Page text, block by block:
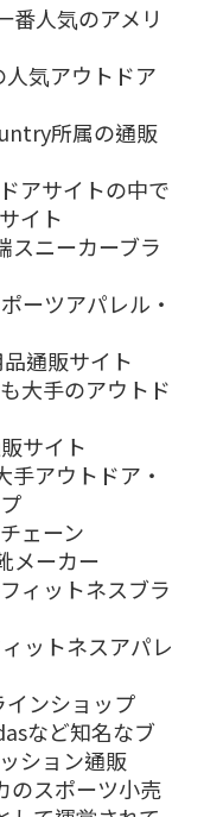
番人気のアメリ
人気アウトドア
所属の通販
アサイトの中で
イト
スニーカーブラ
ーツアパレル・
通販サイト
大手のアウトド
サイト
手アウトドア・
ェーン
メーカー
ィットネスブラ
ットネスアパレ
インショップ
など知名なブ
ション通販
のスポーツ小売